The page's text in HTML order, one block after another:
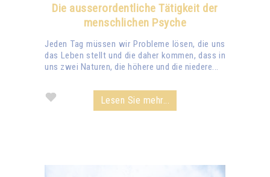
Die ausserordentliche Tätigkeit der
menschlichen Psyche
Jeden Tag müssen wir Probleme lösen, die uns
das Leben stellt und die daher kommen, dass in
uns zwei Naturen, die höhere und die niedere...
Lesen Sie mehr...